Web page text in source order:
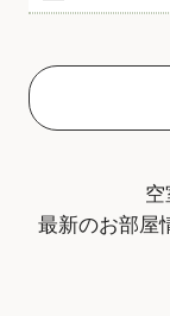
空
最新のお部屋